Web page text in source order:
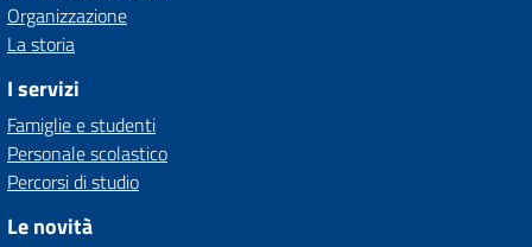
Organizzazione
La storia
I servizi
Famiglie e studenti
Personale scolastico
Percorsi di studio
Le novità